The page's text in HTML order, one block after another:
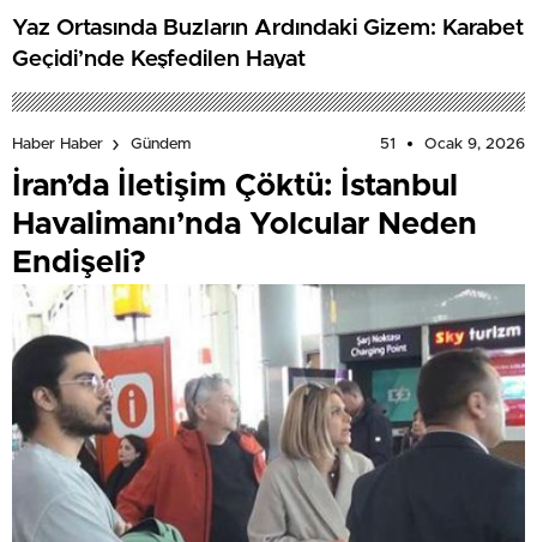
Yaz Ortasında Buzların Ardındaki Gizem: Karabet
Geçidi’nde Keşfedilen Hayat
Haber Haber Gündem 51 Ocak 9, 2026
İran’da İletişim Çöktü: İstanbul
Havalimanı’nda Yolcular Neden
Endişeli?